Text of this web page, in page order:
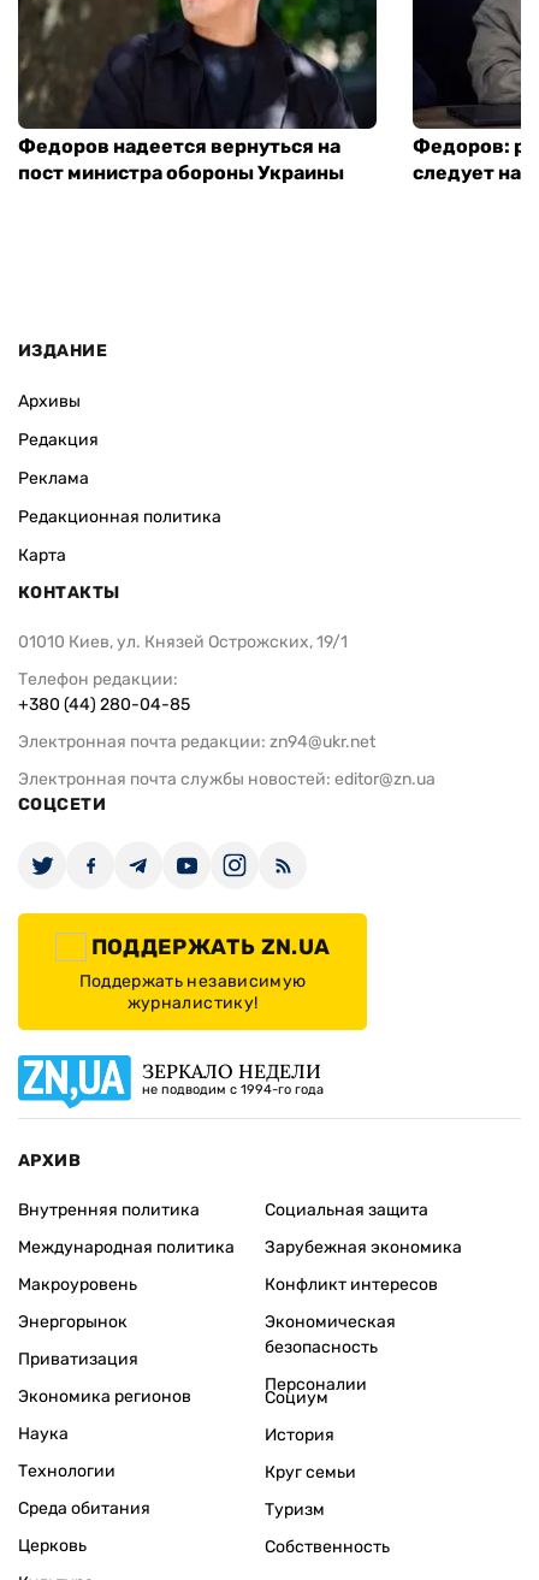
Федоров надеется вернуться на
пост министра обороны Украины
Федоров:
следует
ИЗДАНИЕ
Архивы
Редакция
Реклама
Редакционная политика
Карта
КОНТАКТЫ
01010 Киев, ул. Князей Острожских, 19/1
Телефон редакции:
+380 (44) 280-04-85
Электронная почта редакции: zn94@ukr.net
Электронная почта службы новостей: editor@zn.ua
СОЦСЕТИ
ПОДДЕРЖАТЬ ZN.UA
Поддержать независимую
журналистику!
ЗЕРКАЛО НЕДЕЛИ
не подводим с 1994-го года
АРХИВ
Внутренняя политика
Международная политика
Макроуровень
Энергорынок
Приватизация
Экономика регионов
Социальная защита
Зарубежная экономика
Конфликт интересов
Экономическая
безопасность
Персоналии
Наука
Технологии
Среда обитания
Церковь
Социум
История
Круг семьи
Туризм
Собственность